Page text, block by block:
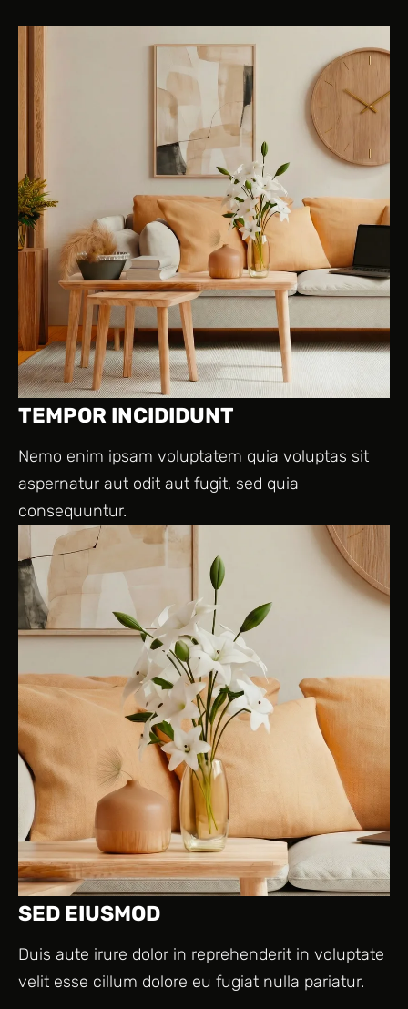
TEMPOR INCIDIDUNT
Nemo enim ipsam voluptatem quia voluptas sit
aspernatur aut odit aut fugit, sed quia
consequuntur.
SED EIUSMOD
Duis aute irure dolor in reprehenderit in voluptate
velit esse cillum dolore eu fugiat nulla pariatur.